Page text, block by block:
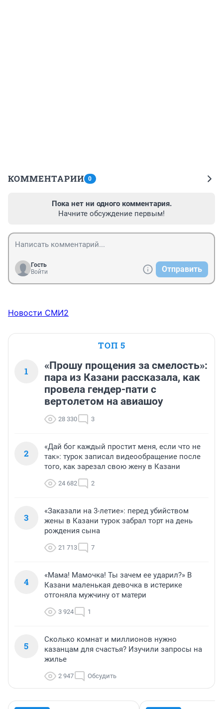
КОММЕНТАРИИ 0
Пока нет ни одного комментария.
Начните обсуждение первым!
Гость
Войти
Отправить
Новости СМИ2
ТОП 5
1
«Прошу прощения за смелость»:
пара из Казани рассказала, как
провела гендер-пати с
вертолетом на авиашоу
28 330 3
2
«Дай бог каждый простит меня, если что не
так»: турок записал видеообращение после
того, как зарезал свою жену в Казани
24 682 2
3
«Заказали на 3-летие»: перед убийством
жены в Казани турок забрал торт на день
рождения сына
21 713 7
4
«Мама! Мамочка! Ты зачем ее ударил?» В
Казани маленькая девочка в истерике
отгоняла мужчину от матери
3 924 1
5
Сколько комнат и миллионов нужно
казанцам для счастья? Изучили запросы на
жилье
2 947 Обсудить